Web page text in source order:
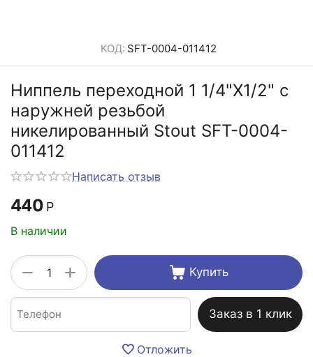
КОД: SFT-0004-011412
Ниппель переходной 1 1/4"X1/2" c
наружней резьбой
никелированный Stout SFT-0004-
011412
Написать отзыв
440 Р
В наличии
+
− Купить
Заказ в 1 клик
Отложить